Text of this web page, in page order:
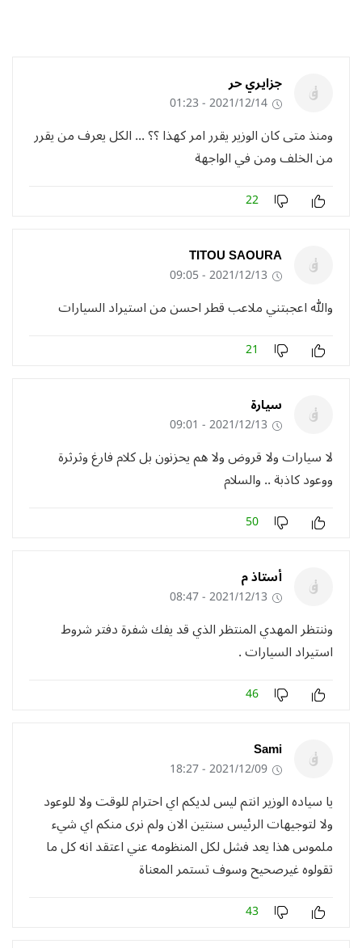
جزايري حر
2021/12/14 - 01:23
ومنذ متى كان الوزير يقرر امر كهذا ؟؟ ... الكل يعرف من يقرر
من الخلف ومن في الواجهة
22
TITOU SAOURA
2021/12/13 - 09:05
والله اعجبتني ملاعب قطر احسن من استيراد السيارات
21
سيارة
2021/12/13 - 09:01
لا سيارات ولا قروض ولا هم يحزنون بل كلام فارغ وثرثرة
ووعود كاذبة .. والسلام
50
أستاذ م
2021/12/13 - 08:47
وننتظر المهدي المنتظر الذي قد يفك شفرة دفتر شروط
استيراد السيارات .
46
Sami
2021/12/09 - 18:27
يا سياده الوزير انتم ليس لديكم اي احترام للوقت ولا للوعود
ولا لتوجيهات الرئيس سنتين الان ولم نرى منكم اي شيء
ملموس هذا يعد فشل لكل المنظومه عني اعتقد انه كل ما
تقولوه غيرصحيح وسوف تستمر المعناة
43